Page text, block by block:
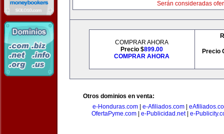
Serán consideradas
COMPRAR AHORA
Precio $899.00
COMPRAR AHORA
Precio
Otros dominios en venta:
e-Honduras.com| e-Afiliados.com|
OfertaPyme.com| e-Publicidad.net| e-